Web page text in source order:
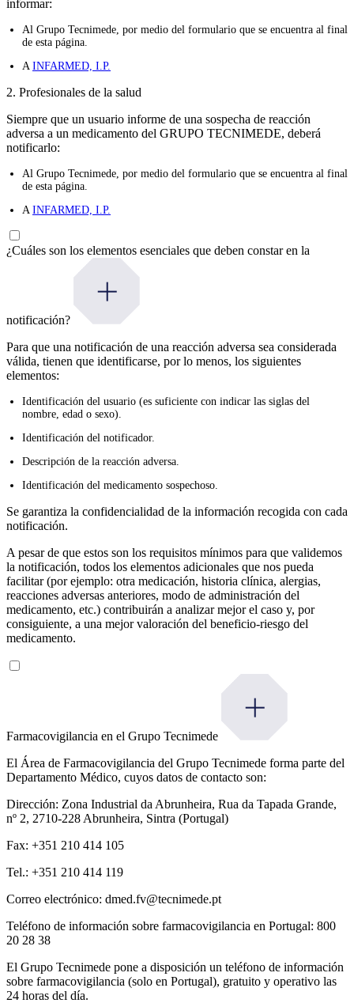
informar:
Al Grupo Tecnimede, por medio del formulario que se encuentra al final
de esta página.
A INFARMED, I.P.
2. Profesionales de la salud
Siempre que un usuario informe de una sospecha de reacción
adversa a un medicamento del GRUPO TECNIMEDE, deberá
notificarlo:
Al Grupo Tecnimede, por medio del formulario que se encuentra al final
de esta página.
A INFARMED, I.P.
¿Cuáles son los elementos esenciales que deben constar en la
notificación?
Para que una notificación de una reacción adversa sea considerada
válida, tienen que identificarse, por lo menos, los siguientes
elementos:
Identificación del usuario (es suficiente con indicar las siglas del
nombre, edad o sexo).
Identificación del notificador.
Descripción de la reacción adversa.
Identificación del medicamento sospechoso.
Se garantiza la confidencialidad de la información recogida con cada
notificación.
A pesar de que estos son los requisitos mínimos para que validemos
la notificación, todos los elementos adicionales que nos pueda
facilitar (por ejemplo: otra medicación, historia clínica, alergias,
reacciones adversas anteriores, modo de administración del
medicamento, etc.) contribuirán a analizar mejor el caso y, por
consiguiente, a una mejor valoración del beneficio-riesgo del
medicamento.
Farmacovigilancia en el Grupo Tecnimede
El Área de Farmacovigilancia del Grupo Tecnimede forma parte del
Departamento Médico, cuyos datos de contacto son:
Dirección: Zona Industrial da Abrunheira, Rua da Tapada Grande,
nº 2, 2710-228 Abrunheira, Sintra (Portugal)
Fax: +351 210 414 105
Tel.: +351 210 414 119
Correo electrónico: dmed.fv@tecnimede.pt
Teléfono de información sobre farmacovigilancia en Portugal: 800
20 28 38
El Grupo Tecnimede pone a disposición un teléfono de información
sobre farmacovigilancia (solo en Portugal), gratuito y operativo las
24 horas del día.